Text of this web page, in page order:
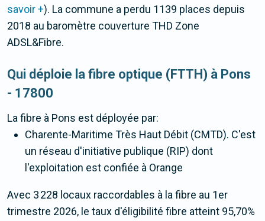
savoir +). La commune a perdu 1139 places depuis
2018 au baromètre couverture THD Zone
ADSL&Fibre.
Qui déploie la fibre optique (FTTH) à Pons
- 17800
La fibre à Pons est déployée par:
Charente-Maritime Très Haut Débit (CMTD). C'est
un réseau d'initiative publique (RIP) dont
l'exploitation est confiée à Orange
Avec 3 228 locaux raccordables à la fibre au 1er
trimestre 2026, le taux d'éligibilité fibre atteint 95,70%